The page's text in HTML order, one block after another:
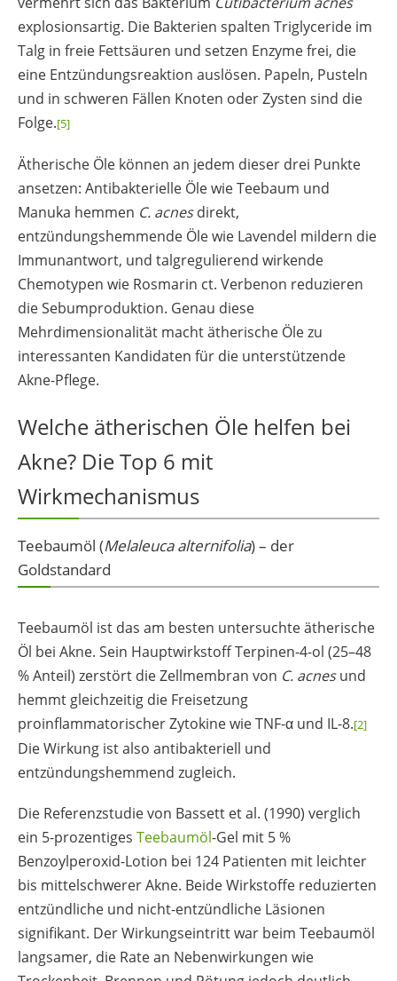
explosionsartig. Die Bakterien spalten Triglyceride im
Talg in freie Fettsäuren und setzen Enzyme frei, die
eine Entzündungsreaktion auslösen. Papeln, Pusteln
und in schweren Fällen Knoten oder Zysten sind die
Folge.[5]
Ätherische Öle können an jedem dieser drei Punkte
ansetzen: Antibakterielle Öle wie Teebaum und
Manuka hemmen C. acnesdirekt,
entzündungshemmende Öle wie Lavendel mildern die
Immunantwort, und talgregulierend wirkende
Chemotypen wie Rosmarin ct. Verbenon reduzieren
die Sebumproduktion. Genau diese
Mehrdimensionalität macht ätherische Öle zu
interessanten Kandidaten für die unterstützende
Akne-Pflege.
Welche ätherischen Öle helfen bei
Akne? Die Top 6 mit
Wirkmechanismus
Teebaumöl (Melaleuca alternifolia) – der
Goldstandard
Teebaumöl ist das am besten untersuchte ätherische
Öl bei Akne. Sein Hauptwirkstoff Terpinen-4-ol (25–48
% Anteil) zerstört die Zellmembran von C. acnesund
hemmt gleichzeitig die Freisetzung
proinflammatorischer Zytokine wie TNF-α und IL-8.[2]
Die Wirkung ist also antibakteriell und
entzündungshemmend zugleich.
Die Referenzstudie von Bassett et al. (1990) verglich
ein 5-prozentiges Teebaumöl-Gel mit 5 %
Benzoylperoxid-Lotion bei 124 Patienten mit leichter
bis mittelschwerer Akne. Beide Wirkstoffe reduzierten
entzündliche und nicht-entzündliche Läsionen
signifikant. Der Wirkungseintritt war beim Teebaumöl
langsamer, die Rate an Nebenwirkungen wie